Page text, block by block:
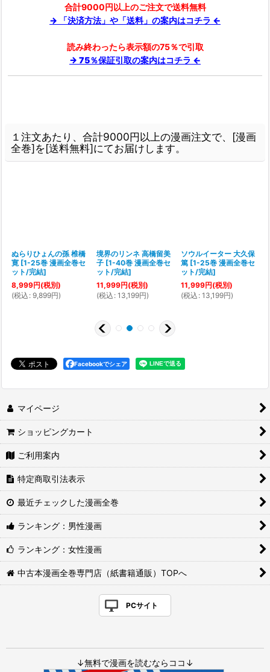
合計9000円以上のご注文で送料無料
→ 「決済方法」や「送料」の案内はコチラ ←
読み終わったら表示額の75％で引取
→ 75％保証引取の案内はコチラ ←
１注文あたり、合計9000円以上の漫画注文で、[漫画
全巻]を[送料無料]にてお届けします。
ぬらりひょんの孫 椎橋
寛 [1-25巻 漫画全巻セ
ット/完結]
8,999円(税別)
(税込 : 9,899円)
境界のリンネ 高橋留美
子 [1-40巻 漫画全巻セ
ット/完結]
11,999円(税別)
(税込 : 13,199円)
ソウルイーター 大久保
篤 [1-25巻 漫画全巻セ
ット/完結]
11,999円(税別)
(税込 : 13,199円)
Facebookでシェア
マイページ
ショッピングカート
ご利用案内
特定商取引法表示
最近チェックした漫画全巻
ランキング：男性漫画
ランキング：女性漫画
中古本漫画全巻専門店（紙書籍通販）TOPへ
PCサイト
↓無料で漫画を読むならココ↓